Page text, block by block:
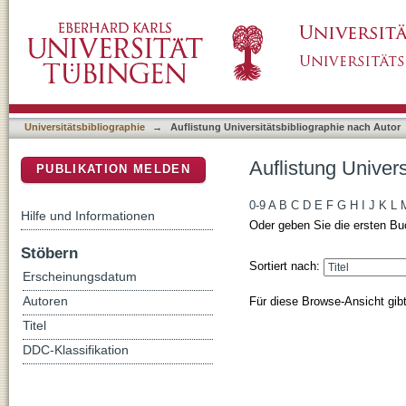
Universitätsbibliographie → Auflistung Universitätsbibliographie nach Autor
Auflistung
0-9 A B C D E F G H J K L
Oder geben Sie die ersten
Sortiert nach:
Für diese Browse-Ansicht
PUBLIKATION MELDEN
Hilfe und Informationen
Stöbern
Erscheinungsdatum
Autoren
Titel
DDC-Klassifikation